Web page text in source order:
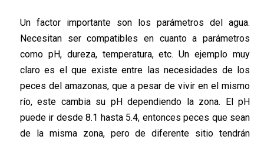
Un factor importante son los parámetros del agua.
Necesitan ser compatibles en cuanto a parámetros
como pH, dureza, temperatura, etc. Un ejemplo muy
claro es el que existe entre las necesidades de los
peces del amazonas, que a pesar de vivir en el mismo
río, este cambia su pH dependiendo la zona. El pH
puede ir desde 8.1 hasta 5.4, entonces peces que sean
de la misma zona, pero de diferente sitio tendrán